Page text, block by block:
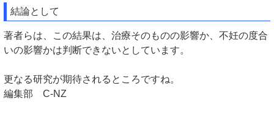
結論として
著者らは、この結果は、治療そのものの影響か、不妊の度合
いの影響かは判断できないとしています。
更なる研究が期待されるところですね。
編集部 C-NZ